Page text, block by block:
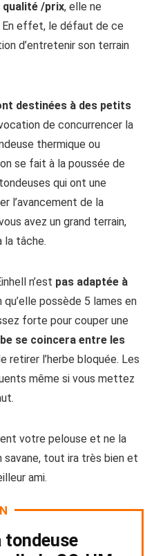
qualité /prix, elle ne
effet, le défaut de ce
d’entretenir son terrain
destinées à des petits
de concurrencer la
thermique ou
se fait à la poussée de
qui ont une
l’avancement de la
avez un grand terrain,
la tâche.
n’est pas adaptée à
qu’elle possède 5 lames en
forte pour couper une
se coincera entre les
retirer l’herbe bloquée. Les
même si vous mettez
votre pelouse et ne la
savane, tout ira très bien et
ami.
tondeuse